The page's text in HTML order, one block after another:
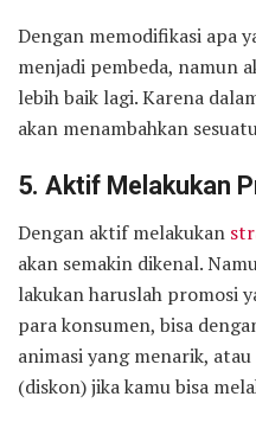
Dengan memodifikasi apa
menjadi pembeda, namun
lebih baik lagi. Karena
akan menambahkan
5. Aktif Melakukan
Dengan aktif melakukan
akan semakin dikenal.
lakukan haruslah promosi
para konsumen, bisa
animasi yang menarik,
(diskon) jika kamu bisa